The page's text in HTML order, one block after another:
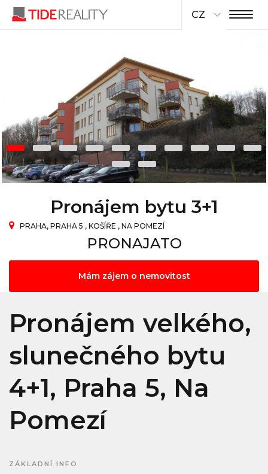
CZ
Pronájem bytu 3+1
PRAHA, PRAHA 5 , KOŠÍŘE , NA POMEZÍ
PRONAJATO
Mám zájem o nemovitost
Pronájem velkého,
slunečného bytu
4+1, Praha 5, Na
Pomezí
ZÁKLADNÍ INFO